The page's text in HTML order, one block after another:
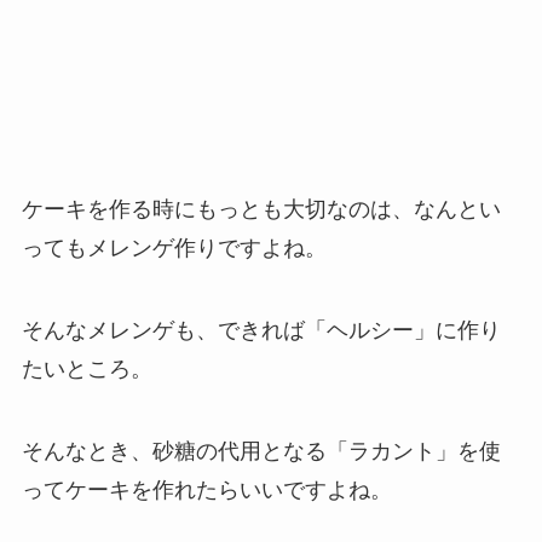
ケーキを作る時にもっとも大切なのは、なんとい
ってもメレンゲ作りですよね。
そんなメレンゲも、できれば「ヘルシー」に作り
たいところ。
そんなとき、砂糖の代用となる「ラカント」を使
ってケーキを作れたらいいですよね。